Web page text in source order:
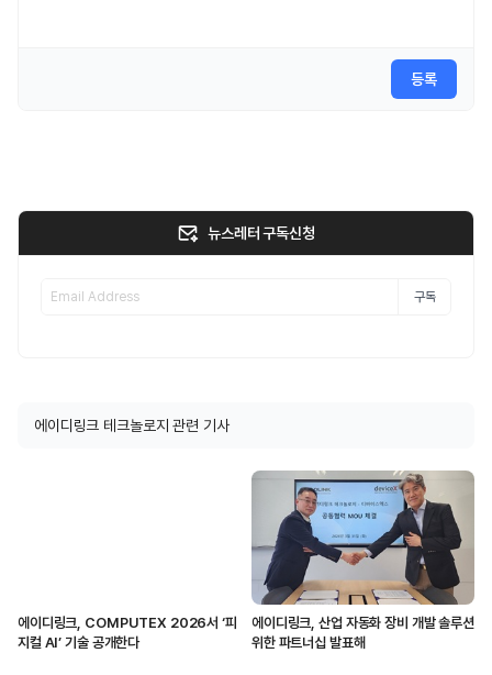
등록
뉴스레터 구독신청
구독
에이디링크 테크놀로지 관련 기사
에이디링크, COMPUTEX 2026서 ‘피
지컬 AI’ 기술 공개한다
에이디링크, 산업 자동화 장비 개발 솔루션
위한 파트너십 발표해